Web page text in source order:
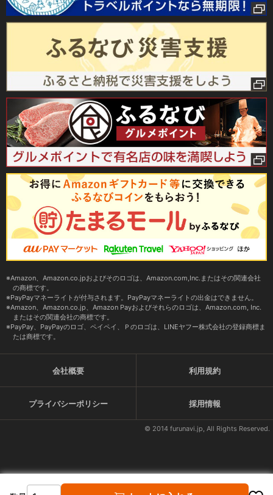
Amazon、Amazon.co.jpおよびそのロゴは、Amazon.com,Inc.またはその関連会社
の商標です。
PayPayマネーライトが付与されます。PayPayマネーライトの出金はできません。
Amazon、Amazon.co.jp、Amazon Payおよびそれらのロゴは、Amazon.com, Inc.
またはその関連会社の商標です。
PayPay、PayPayのロゴ、ペイペイ、Ｐのロゴは、LINEヤフー株式会社の登録商標ま
たは商標です。
会社概要 利用規約
プライバシーポリシー 採用情報
© 2014 furunavi.jp, All Rights Reserved.